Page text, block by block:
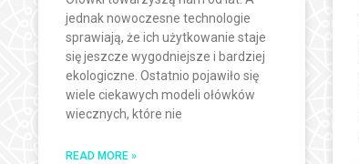
jednak nowoczesne technologie
sprawiają, że ich użytkowanie staje
się jeszcze wygodniejsze i bardziej
ekologiczne. Ostatnio pojawiło się
wiele ciekawych modeli ołówków
wiecznych, które nie
READ MORE »